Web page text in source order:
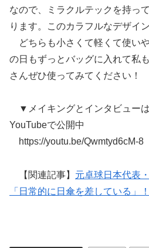
なので、ミラクルテックを持っ
ります。このカラフルなデザイ
どちらも小さくて軽くて使い
の日もずっとバッグに入れて私
さんぜひ使ってみてください！
▼メイキングとインタビュー
YouTubeで公開中
https://youtu.be/Qwmtyd6cM-8
【関連記事】 元卓球日本代表
「日常的に日傘を差している」